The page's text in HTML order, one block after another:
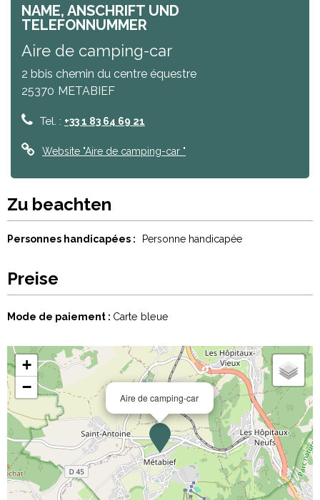
NAME, ANSCHRIFT UND
TELEFONNUMMER
Aire de camping-car
2 bbis chemin du centre équestre
25370 METABIEF
Tel. : +33 1 83 64 69 21
Website "Aire de camping-car "
Zu beachten
Personnes handicapées : Personne handicapée
Preise
Mode de paiement : Carte bleue
Aire de camping-car
+
−